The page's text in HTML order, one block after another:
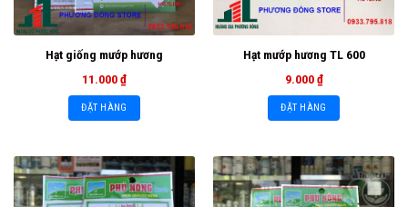
Hạt giống mướp hương
11.000₫
ĐẶT HÀNG
Hạt mướp hương TL 600
9.000₫
ĐẶT HÀNG